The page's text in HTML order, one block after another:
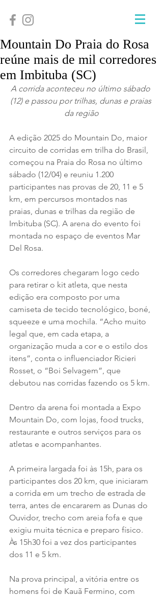
Mountain Do Praia do Rosa
reúne mais de mil corredores
em Imbituba (SC)
A corrida aconteceu no último sábado
(12) e passou por trilhas, dunas e praias
da região
A edição 2025 do Mountain Do, maior
circuito de corridas em trilha do Brasil,
começou na Praia do Rosa no último
sábado (12/04) e reuniu 1.200
participantes nas provas de 20, 11 e 5
km, em percursos montados nas
praias, dunas e trilhas da região de
Imbituba (SC). A arena do evento foi
montada no espaço de eventos Mar
Del Rosa.
Os corredores chegaram logo cedo
para retirar o kit atleta, que nesta
edição era composto por uma
camiseta de tecido tecnológico, boné,
squeeze e uma mochila. “Acho muito
legal que, em cada etapa, a
organização muda a cor e o estilo dos
itens”, conta o influenciador Ricieri
Rosset, o “Boi Selvagem”, que
debutou nas corridas fazendo os 5 km.
Dentro da arena foi montada a Expo
Mountain Do, com lojas, food trucks,
restaurante e outros serviços para os
atletas e acompanhantes.
A primeira largada foi às 15h, para os
participantes dos 20 km, que iniciaram
a corrida em um trecho de estrada de
terra, antes de encararem as Dunas do
Ouvidor, trecho com areia fofa e que
exigiu muita técnica e preparo físico.
Às 15h30 foi a vez dos participantes
dos 11 e 5 km.
Na prova principal, a vitória entre os
homens foi de Kauã Fermino, com